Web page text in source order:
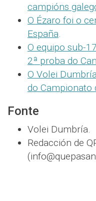
campións
O Ézaro foi o
España.
O equipo sub-
2ª proba do
O Volei
do Campionato
Fonte
Volei Dumbría.
Redacción de